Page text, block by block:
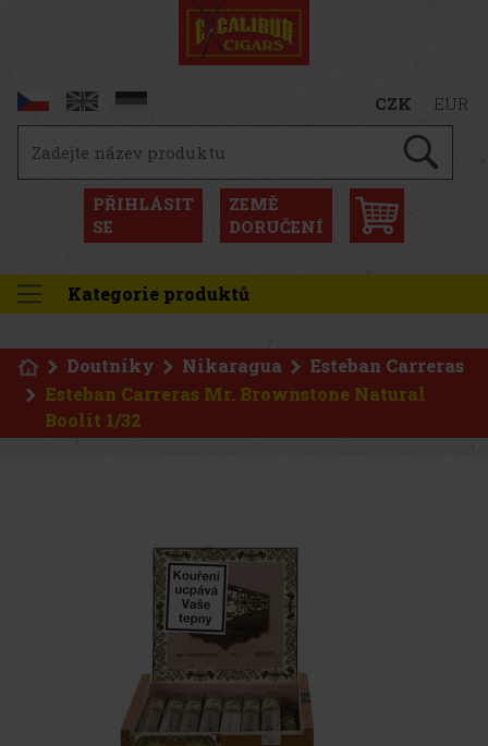
CZK EUR
PŘIHLÁSIT
SE
ZEMĚ
DORUČENÍ
Kategorie produktů
Doutníky Nikaragua
Esteban Carreras
Esteban Carreras Mr. Brownstone Natural
Boolit 1/32